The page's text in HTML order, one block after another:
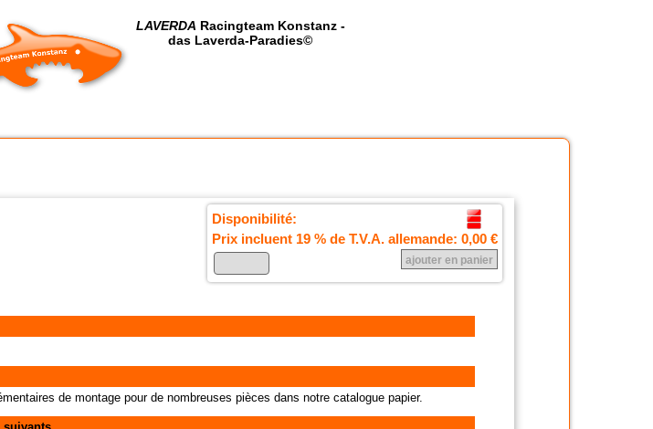
LAVERDA Racingteam Konstanz -
das Laverda-Paradies©
Disponibilité:
Prix incluent 19 % de T.V.A. allemande: 0,00 €
de montage pour de nombreuses pièces dans notre catalogue papier.